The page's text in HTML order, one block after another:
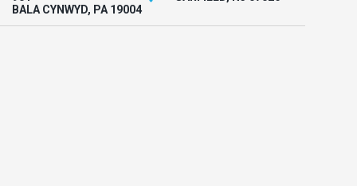
BALA CYNWYD, PA 19004